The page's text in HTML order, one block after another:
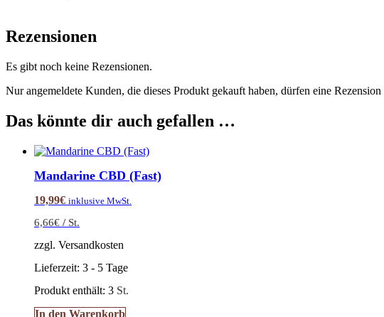
Rezensionen
Es gibt noch keine Rezensionen.
Nur angemeldete Kunden, die dieses Produkt gekauft haben, dürfen eine Rezension
Das könnte dir auch gefallen …
Mandarine CBD (Fast)
19,99€ inklusive MwSt.
6,66€ / St.
zzgl. Versandkosten
Lieferzeit: 3 - 5 Tage
Produkt enthält: 3 St.
In den Warenkorb